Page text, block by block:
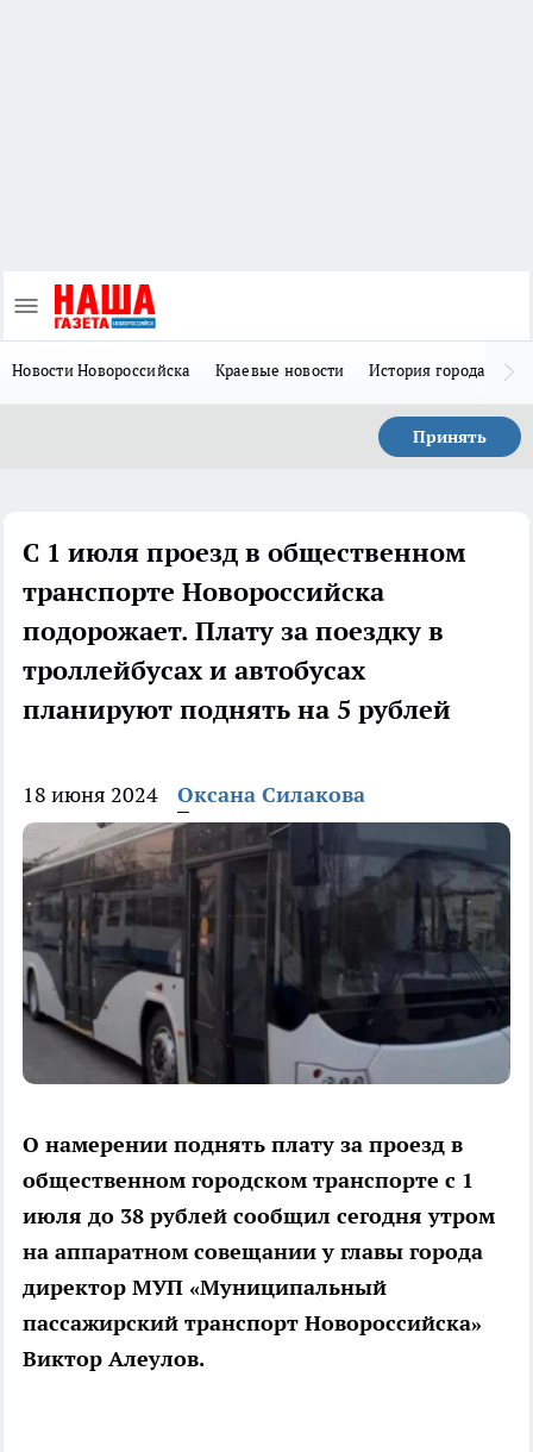
Новости Новороссийска Краевые новости История города Н
Принять
С 1 июля проезд в общественном
транспорте Новороссийска
подорожает. Плату за поездку в
троллейбусах и автобусах
планируют поднять на 5 рублей
18 июня 2024 Оксана Силакова
О намерении поднять плату за проезд в
общественном городском транспорте с 1
июля до 38 рублей сообщил сегодня утром
на аппаратном совещании у главы города
директор МУП «Муниципальный
пассажирский транспорт Новороссийска»
Виктор Алеулов.